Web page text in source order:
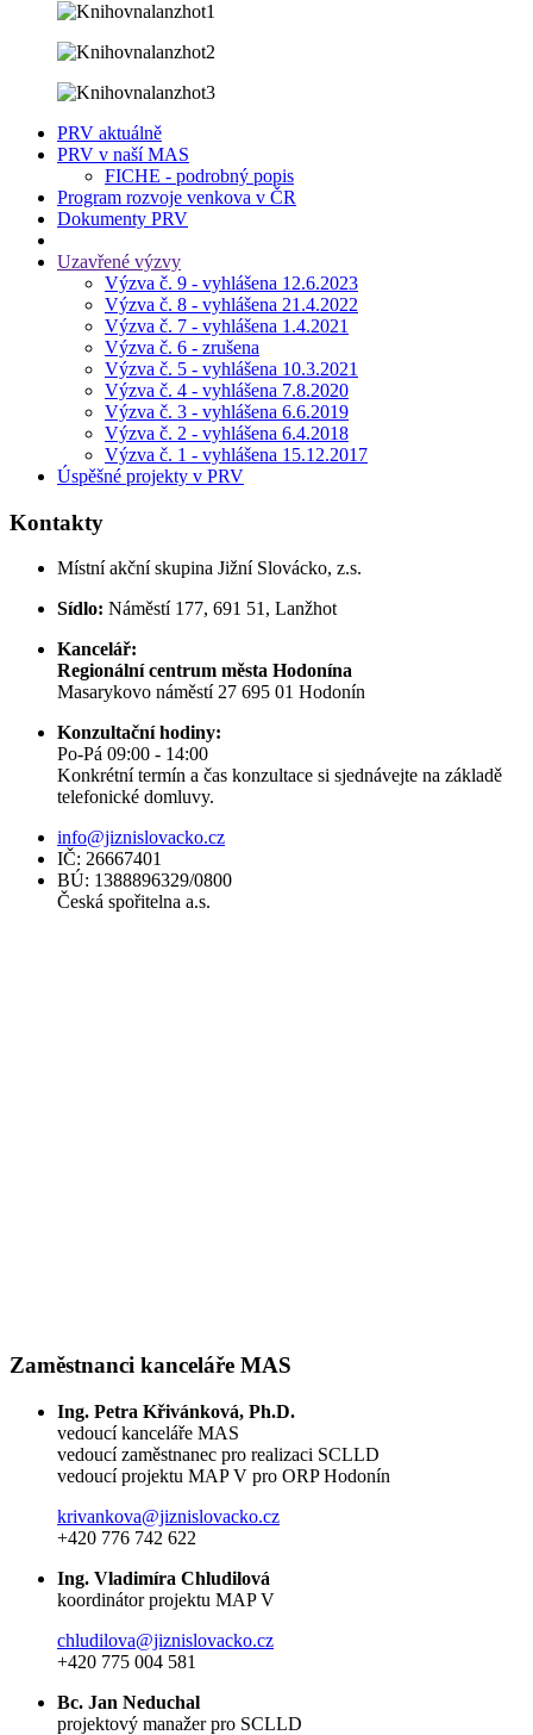
PRV aktuálně
PRV v naší MAS
FICHE - podrobný popis
Program rozvoje venkova v ČR
Dokumenty PRV
Uzavřené výzvy
Výzva č. 9 - vyhlášena 12.6.2023
Výzva č. 8 - vyhlášena 21.4.2022
Výzva č. 7 - vyhlášena 1.4.2021
Výzva č. 6 - zrušena
Výzva č. 5 - vyhlášena 10.3.2021
Výzva č. 4 - vyhlášena 7.8.2020
Výzva č. 3 - vyhlášena 6.6.2019
Výzva č. 2 - vyhlášena 6.4.2018
Výzva č. 1 - vyhlášena 15.12.2017
Úspěšné projekty v PRV
Kontakty
Místní akční skupina Jižní Slovácko, z.s.
Sídlo: Náměstí 177, 691 51, Lanžhot
Kancelář:
Regionální centrum města Hodonína
Masarykovo náměstí 27 695 01 Hodonín
Konzultační hodiny:
Po-Pá 09:00 - 14:00
Konkrétní termín a čas konzultace si sjednávejte na základě
telefonické domluvy.
info@jiznislovacko.cz
IČ: 26667401
BÚ: 1388896329/0800
Česká spořitelna a.s.
Zaměstnanci kanceláře MAS
Ing. Petra Křivánková, Ph.D.
vedoucí kanceláře MAS
vedoucí zaměstnanec pro realizaci SCLLD
vedoucí projektu MAP V pro ORP Hodonín
krivankova@jiznislovacko.cz
+420 776 742 622
Ing. Vladimíra Chludilová
koordinátor projektu MAP V
chludilova@jiznislovacko.cz
+420 775 004 581
Bc. Jan Neduchal
projektový manažer pro SCLLD